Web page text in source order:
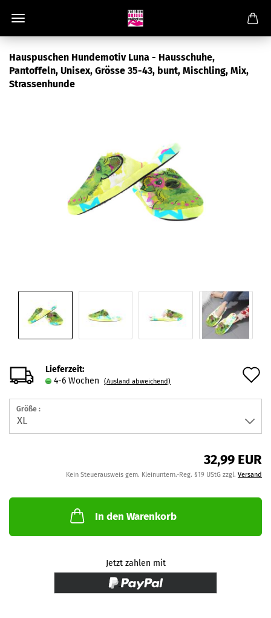
Hauspuschen Hundemotiv Luna - Hausschuhe,
Pantoffeln, Unisex, Grösse 35-43, bunt, Mischling, Mix,
Strassenhunde
Lieferzeit:
4-6 Wochen
(Ausland abweichend)
Größe :
32,99 EUR
Kein Steuerausweis gem. Kleinuntern.-Reg. §19 UStG zzgl. Versand
In den Warenkorb
Jetzt zahlen mit